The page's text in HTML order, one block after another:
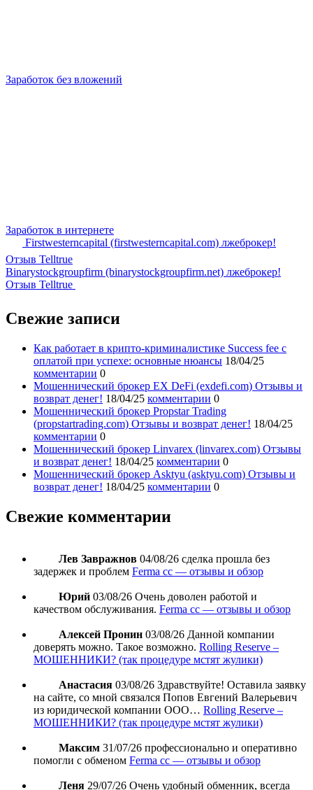
Заработок без вложений
Заработок в интернете
Firstwesterncapital (firstwesterncapital.com) лжеброкер!
Отзыв Telltrue
Binarystockgroupfirm (binarystockgroupfirm.net) лжеброкер!
Отзыв Telltrue
Свежие записи
Как работает в крипто-криминалистике Success fee с
оплатой при успехе: основные нюансы 18/04/25
комментарии 0
Мошеннический брокер EX DeFi (exdefi.com) Отзывы и
возврат денег! 18/04/25 комментарии 0
Мошеннический брокер Propstar Trading
(propstartrading.com) Отзывы и возврат денег! 18/04/25
комментарии 0
Мошеннический брокер Linvarex (linvarex.com) Отзывы
и возврат денег! 18/04/25 комментарии 0
Мошеннический брокер Asktyu (asktyu.com) Отзывы и
возврат денег! 18/04/25 комментарии 0
Свежие комментарии
Лев Завражнов 04/08/26 сделка прошла без
задержек и проблем Ferma cc — отзывы и обзор
Юрий 03/08/26 Очень доволен работой и
качеством обслуживания. Ferma cc — отзывы и обзор
Алексей Пронин 03/08/26 Данной компании
доверять можно. Такое возможно. Rolling Reserve –
МОШЕННИКИ? (так процедуре мстят жулики)
Анастасия 03/08/26 Здравствуйте! Оставила заявку
на сайте, со мной связался Попов Евгений Валерьевич
из юридической компании ООО… Rolling Reserve –
МОШЕННИКИ? (так процедуре мстят жулики)
Максим 31/07/26 профессионально и оперативно
помогли с обменом Ferma cc — отзывы и обзор
Леня 29/07/26 Очень удобный обменник, всегда